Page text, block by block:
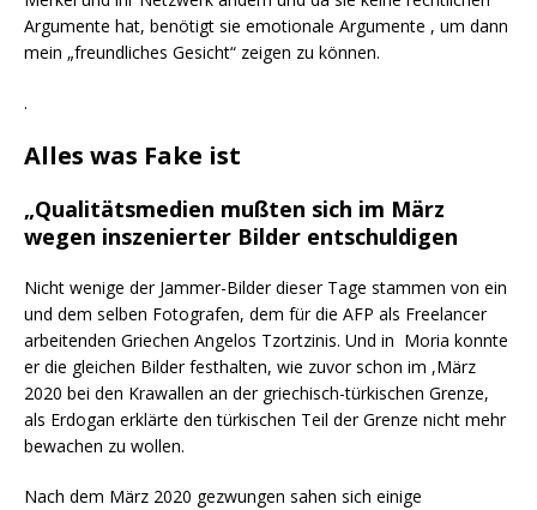
Argumente hat, benötigt sie emotionale Argumente , um dann
mein „freundliches Gesicht“ zeigen zu können.
.
Alles was Fake ist
„Qualitätsmedien mußten sich im März
wegen inszenierter Bilder entschuldigen
Nicht wenige der Jammer-Bilder dieser Tage stammen von ein
und dem selben Fotografen, dem für die AFP als Freelancer
arbeitenden Griechen Angelos Tzortzinis. Und in Moria konnte
er die gleichen Bilder festhalten, wie zuvor schon im ,März
2020 bei den Krawallen an der griechisch-türkischen Grenze,
als Erdogan erklärte den türkischen Teil der Grenze nicht mehr
bewachen zu wollen.
Nach dem März 2020 gezwungen sahen sich einige